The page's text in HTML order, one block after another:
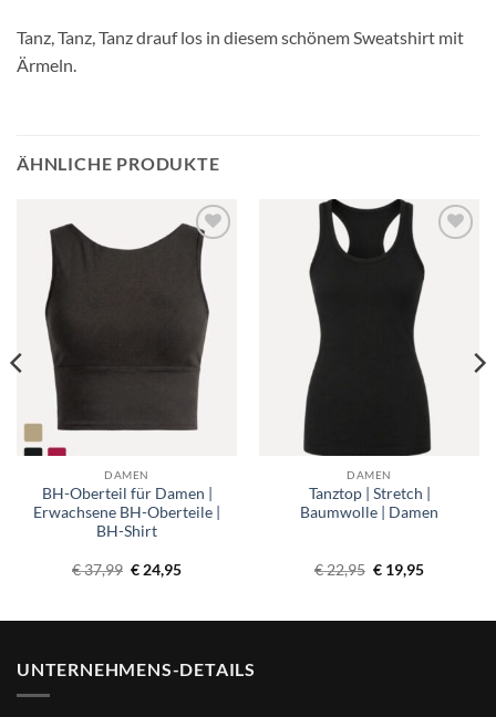
Tanz, Tanz, Tanz drauf los in diesem schönem Sweatshirt mit
Ärmeln.
ÄHNLICHE PRODUKTE
Toevoegen
verlanglijst
DAMEN
BH-Oberteil für Damen |
Erwachsene BH-Oberteile |
BH-Shirt
€37,99 Ursprünglicher
Preis
€ 24,95Aktueller
Toevoegen
verlanglijst
DAMEN
Tanztop | Stretch |
Baumwolle | Damen
€22,95 Ursprünglicher
Preis
€ 19,95Aktueller
UNTERNEHMENS-DETAILS